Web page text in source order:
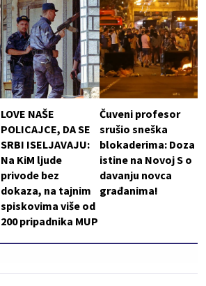
LOVE NAŠE
POLICAJCE, DA SE
SRBI ISELJAVAJU:
Na KiM ljude
privode bez
dokaza, na tajnim
spiskovima više od
200 pripadnika MUP
Čuveni profesor
srušio sneška
blokaderima: Doza
istine na Novoj S o
davanju novca
građanima!